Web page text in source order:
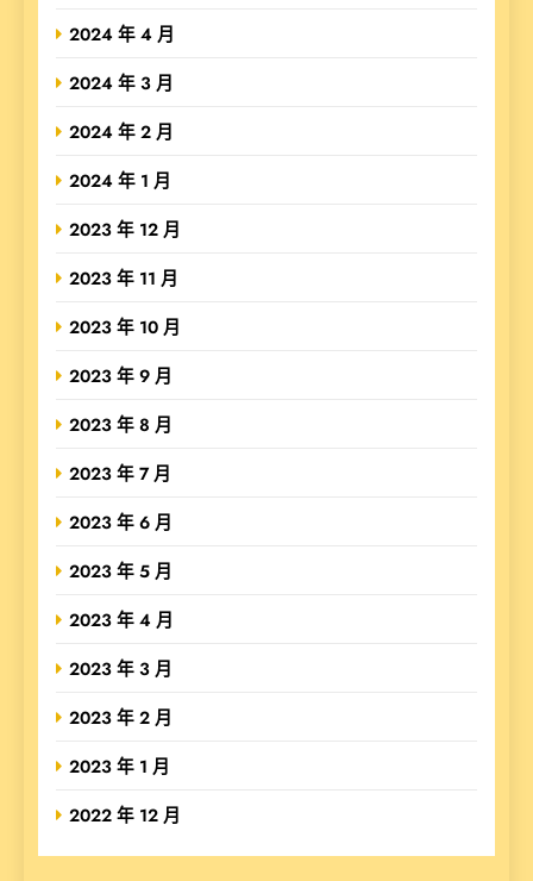
2024 年 4 月
2024 年 3 月
2024 年 2 月
2024 年 1 月
2023 年 12 月
2023 年 11 月
2023 年 10 月
2023 年 9 月
2023 年 8 月
2023 年 7 月
2023 年 6 月
2023 年 5 月
2023 年 4 月
2023 年 3 月
2023 年 2 月
2023 年 1 月
2022 年 12 月